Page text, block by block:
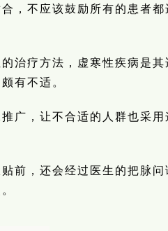
，不应该鼓励所有的患者都
治疗方法，虚寒性疾病是其
有不适。
广，让不合适的人群也采用
前，还会经过医生的把脉